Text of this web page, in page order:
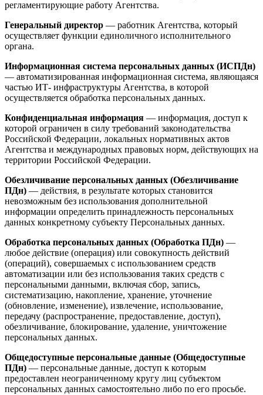
регламентирующие работу Агентства.
Генеральный директор — работник Агентства, который
осуществляет функции единоличного исполнительного
органа.
Информационная система персональных данных (ИСПДн)
— автоматизированная информационная система, являющаяся
частью ИТ- инфраструктуры Агентства, в которой
осуществляется обработка персональных данных.
Конфиденциальная информация — информация, доступ к
которой ограничен в силу требований законодательства
Российской Федерации, локальных нормативных актов
Агентства и международных правовых норм, действующих на
территории Российской Федерации.
Обезличивание персональных данных (Обезличивание
ПДн) — действия, в результате которых становится
невозможным без использования дополнительной
информации определить принадлежность персональных
данных конкретному субъекту Персональных данных.
Обработка персональных данных (Обработка ПДн) —
любое действие (операция) или совокупность действий
(операций), совершаемых с использованием средств
автоматизации или без использования таких средств с
персональными данными, включая сбор, запись,
систематизацию, накопление, хранение, уточнение
(обновление, изменение), извлечение, использование,
передачу (распространение, предоставление, доступ),
обезличивание, блокирование, удаление, уничтожение
персональных данных.
Общедоступные персональные данные (Общедоступные
ПДн) — персональные данные, доступ к которым
предоставлен неограниченному кругу лиц субъектом
персональных данных самостоятельно либо по его просьбе.